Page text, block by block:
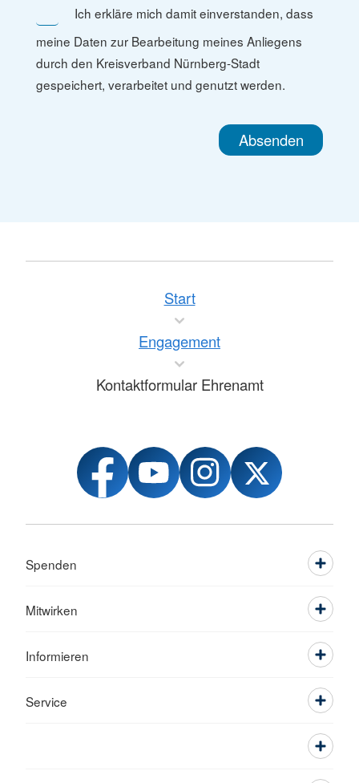
meine Daten zur Bearbeitung meines Anliegens
durch den Kreisverband Nürnberg-Stadt
gespeichert, verarbeitet und genutzt werden.
Start
Engagement
Kontaktformular Ehrenamt
Spenden
Mitwirken
Informieren
Service